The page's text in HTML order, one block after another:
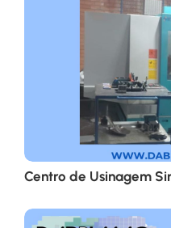
Centro de Usinagem